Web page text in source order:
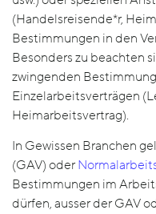
(Handelsreisende*r,
Bestimmungen in den
Besonders zu beachten
zwingenden
Einzelarbeitsverträgen
Heimarbeitsvertrag).
In Gewissen Branchen
(GAV) oder
Bestimmungen im
dürfen, ausser der GAV